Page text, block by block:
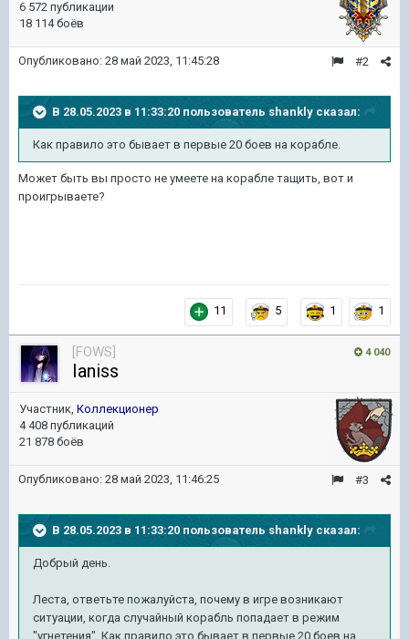
6 572 публикации
18 114 боёв
#2
Опубликовано: 28 май 2023, 11:45:28
В 28.05.2023 в 11:33:20 пользователь shankly сказал:
Как правило это бывает в первые 20 боев на корабле.
Может быть вы просто не умеете на корабле тащить, вот и
проигрываете?
11 5 1 1
4 040
[FOWS]
Ianiss
Участник, Коллекционер
4 408 публикаций
21 878 боёв
#3
Опубликовано: 28 май 2023, 11:46:25
В 28.05.2023 в 11:33:20 пользователь shankly сказал:
Добрый день.
Леста, ответьте пожалуйста, почему в игре возникают
ситуации, когда случайный корабль попадает в режим
"угнетения". Как правило это бывает в первые 20 боев на